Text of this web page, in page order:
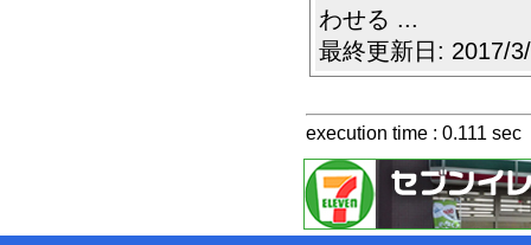
わせる ...
最終更新日:
execution time : 0.111 sec